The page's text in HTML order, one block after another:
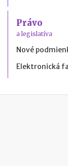
Právo
a legislatíva
Nové
Elektronická